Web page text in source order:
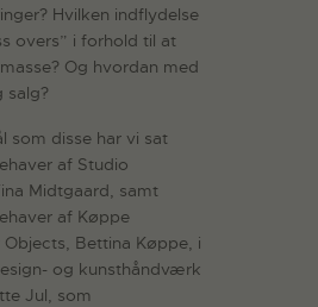
Hvilken indflydelse
overs” i forhold til at
Og hvordan med
som disse har vi sat
af Studio
Midtgaard, samt
af Køppe
Bettina Køppe, i
og kunsthåndværk
Jul, som